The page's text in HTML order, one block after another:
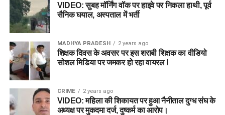
VIDEO: सुबह मॉर्निंग वॉक पर हाइवे पर निकला हाथी, पूर्व
सैनिक घयाल, अस्पताल में भर्ती
MADHYA PRADESH 2 years ago
शिक्षक दिवस के अवसर पर इस शराबी शिक्षक का वीडियो
सोशल मिडिया पर जमकर हो रहा वायरल !
CRIME 2 years ago
VIDEO: महिला की शिकायत पर हुआ नैनीताल दुग्ध संघ के
अध्यक्ष पर मुकदमा दर्ज, दुष्कर्म का आरोप।